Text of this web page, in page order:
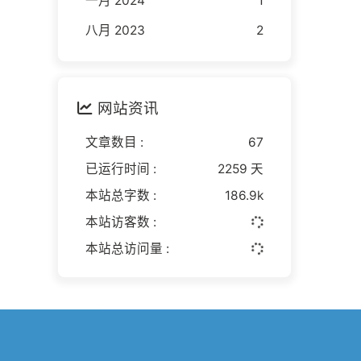
八月 2023
2
网站资讯
文章数目 :
67
已运行时间 :
2259 天
本站总字数 :
186.9k
本站访客数 :
本站总访问量 :